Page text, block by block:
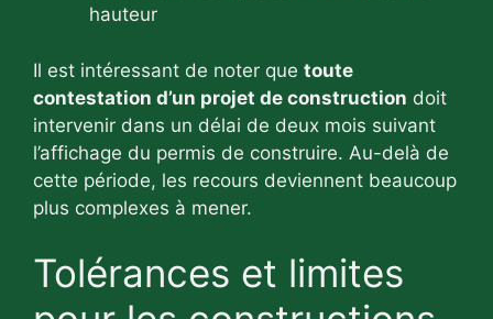
hauteur
Il est intéressant de noter que toute
contestation d’un projet de construction doit
intervenir dans un délai de deux mois suivant
l’affichage du permis de construire. Au-delà de
cette période, les recours deviennent beaucoup
plus complexes à mener.
Tolérances et limites